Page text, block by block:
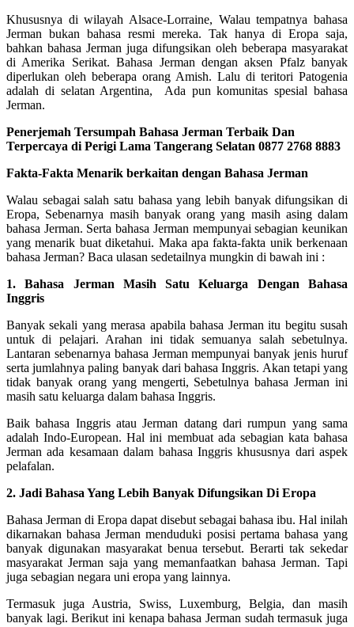
Khususnya di wilayah Alsace-Lorraine, Walau tempatnya bahasa
Jerman bukan bahasa resmi mereka. Tak hanya di Eropa saja,
bahkan bahasa Jerman juga difungsikan oleh beberapa masyarakat
di Amerika Serikat. Bahasa Jerman dengan aksen Pfalz banyak
diperlukan oleh beberapa orang Amish. Lalu di teritori Patogenia
adalah di selatan Argentina, Ada pun komunitas spesial bahasa
Jerman.
Penerjemah Tersumpah Bahasa Jerman Terbaik Dan
Terpercaya di Perigi Lama Tangerang Selatan 0877 2768 8883
Fakta-Fakta Menarik berkaitan dengan Bahasa Jerman
Walau sebagai salah satu bahasa yang lebih banyak difungsikan di
Eropa, Sebenarnya masih banyak orang yang masih asing dalam
bahasa Jerman. Serta bahasa Jerman mempunyai sebagian keunikan
yang menarik buat diketahui. Maka apa fakta-fakta unik berkenaan
bahasa Jerman? Baca ulasan sedetailnya mungkin di bawah ini :
1. Bahasa Jerman Masih Satu Keluarga Dengan Bahasa
Inggris
Banyak sekali yang merasa apabila bahasa Jerman itu begitu susah
untuk di pelajari. Arahan ini tidak semuanya salah sebetulnya.
Lantaran sebenarnya bahasa Jerman mempunyai banyak jenis huruf
serta jumlahnya paling banyak dari bahasa Inggris. Akan tetapi yang
tidak banyak orang yang mengerti, Sebetulnya bahasa Jerman ini
masih satu keluarga dalam bahasa Inggris.
Baik bahasa Inggris atau Jerman datang dari rumpun yang sama
adalah Indo-European. Hal ini membuat ada sebagian kata bahasa
Jerman ada kesamaan dalam bahasa Inggris khususnya dari aspek
pelafalan.
2. Jadi Bahasa Yang Lebih Banyak Difungsikan Di Eropa
Bahasa Jerman di Eropa dapat disebut sebagai bahasa ibu. Hal inilah
dikarnakan bahasa Jerman menduduki posisi pertama bahasa yang
banyak digunakan masyarakat benua tersebut. Berarti tak sekedar
masyarakat Jerman saja yang memanfaatkan bahasa Jerman. Tapi
juga sebagian negara uni eropa yang lainnya.
Termasuk juga Austria, Swiss, Luxemburg, Belgia, dan masih
banyak lagi. Berikut ini kenapa bahasa Jerman sudah termasuk juga